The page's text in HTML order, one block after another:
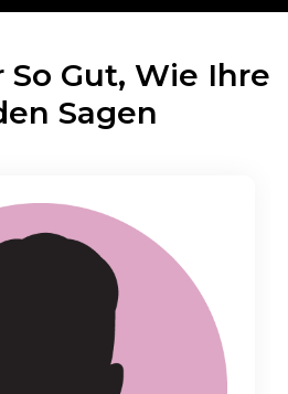
So Gut, Wie Ihre
Sagen